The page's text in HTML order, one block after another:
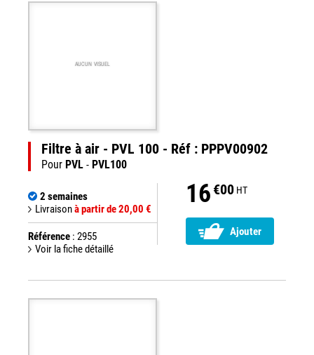
AUCUN VISUEL
Filtre à air - PVL 100 - Réf : PPPV00902
Pour PVL - PVL100
2 semaines
Livraisonà partir de 20,00 €
Référence : 2955
Voir la fiche détaillé
16 €00 HT
Ajouter